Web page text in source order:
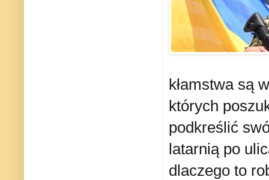
kłamstwa są
których
podkreślić
latarnią po
dlaczego to